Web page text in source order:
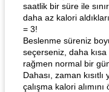
saatlik bir süre ile
daha az kalori
= 3!
Beslenme süreniz
seçerseniz, daha
rağmen normal bir
Dahası, zaman
çalışma kalori alımını